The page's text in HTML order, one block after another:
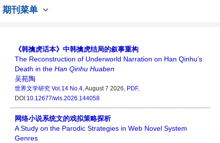
期刊菜单
《韩擒虎话本》中韩擒虎结局的叙事重构
The Reconstruction of Underworld Narration on Han Qinhu’s
Death in the Han Qinhu Huaben
吴苑陶
世界文学研究 Vol.14 No.4, August 7 2026, PDF,
DOI:10.12677/wls.2026.144058
网络小说系统文的戏拟策略探析
A Study on the Parodic Strategies in Web Novel System
Genres